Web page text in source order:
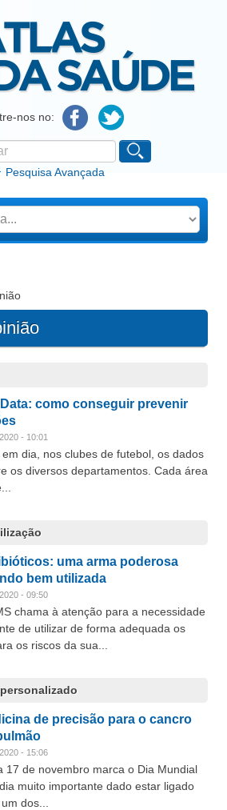
nos no:
Pesquisa Avançada
como conseguir prevenir
- 10:01
em dia, nos clubes de futebol, os dados
os diversos departamentos. Cada área
uma arma poderosa
bem utilizada
- 09:50
chama à atenção para a necessidade
de utilizar de forma adequada os
os riscos da sua...
de precisão para o cancro
- 15:06
17 de novembro marca o Dia Mundial
muito importante dado estar ligado
dos...